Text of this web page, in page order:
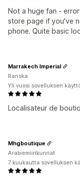
Not a huge fan -
store page if you've
phone. Quite basic
Localisateur de
Marrakech Imperial
Ranska
Yli vuosi sovelluksen
Mhgboutique
Arabiemiirikunnat
7 kuukautta sovelluksen